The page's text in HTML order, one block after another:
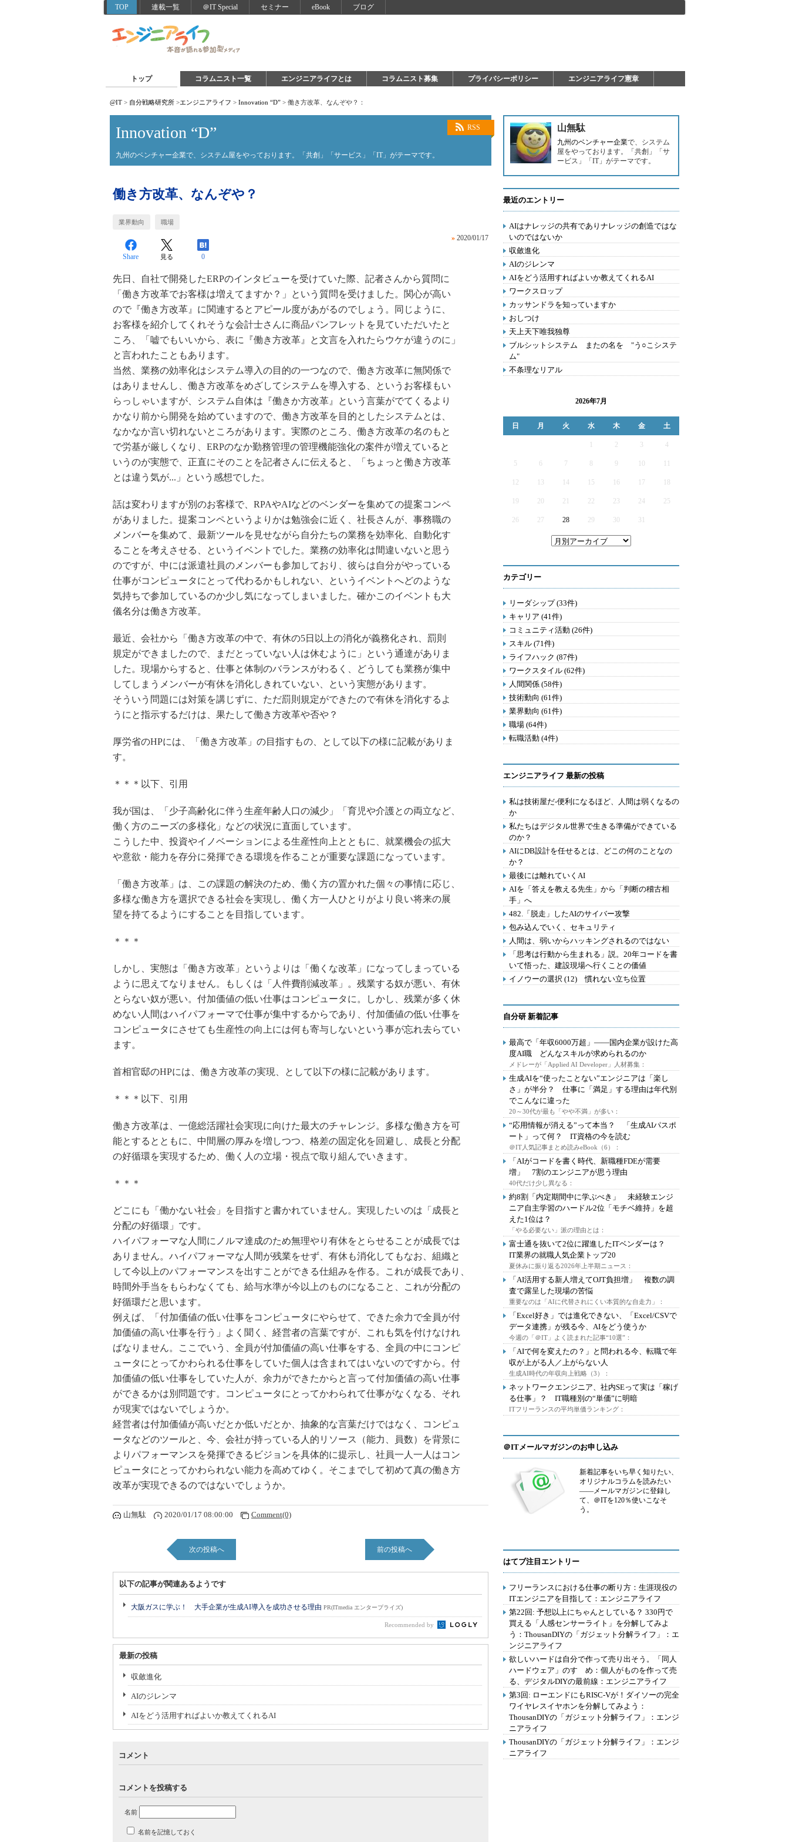
TOP 連載一覧 ＠IT Special セミナー eBook ブログ
トップ コラムニスト一覧 エンジニアライフとは コラムニスト募集 プライバシーポリシー エンジニアライフ憲章
@IT > 自分戦略研究所 >エンジニアライフ > Innovation “D” > 働き方改革、なんぞや？：
RSS
Innovation “D”
九州のベンチャー企業で、システム屋をやっております。「共創」「サービス」「IT」がテーマです。
働き方改革、なんぞや？
業界動向 職場
» 2020/01/17
Share 見る 0
先日、自社で開発したERPのインタビューを受けていた際、記者さんから質問に
「働き方改革でお客様は増えてますか？」という質問を受けました。関心が高い
ので『働き方改革』に関連するとアピール度があがるのでしょう。同じように、
お客様を紹介してくれそうな会計士さんに商品パンフレットを見ていただいたと
ころ、「嘘でもいいから、表に『働き方改革』と文言を入れたらウケが違うのに」
と言われたこともあります。
当然、業務の効率化はシステム導入の目的の一つなので、働き方改革に無関係で
はありませんし、働き方改革をめざしてシステムを導入する、というお客様もい
らっしゃいますが、システム自体は『働きか方改革』という言葉がでてくるより
かなり前から開発を始めていますので、働き方改革を目的としたシステムとは、
なかなか言い切れないところがあります。実際のところ、働き方改革の名のもと
で労基が厳しくなり、ERPのなか勤務管理の管理機能強化の案件が増えていると
いうのが実態で、正直にそのことを記者さんに伝えると、「ちょっと働き方改革
とは違う気が...」という感想でした。
話は変わりますが別のお客様で、RPAやAIなどのベンダーを集めての提案コンペ
がありました。提案コンペというよりかは勉強会に近く、社長さんが、事務職の
メンバーを集めて、最新ツールを見せながら自分たちの業務を効率化、自動化す
ることを考えさせる、というイベントでした。業務の効率化は間違いないと思う
のですが、中には派遣社員のメンバーも参加しており、彼らは自分がやっている
仕事がコンピュータにとって代わるかもしれない、というイベントへどのような
気持ちで参加しているのか少し気になってしまいました。確かこのイベントも大
儀名分は働き方改革。
最近、会社から「働き方改革の中で、有休の5日以上の消化が義務化され、罰則
規定ができましたので、まだとっていない人は休むように」という通達がありま
した。現場からすると、仕事と体制のバランスがわるく、どうしても業務が集中
してしまうメンバーが有休を消化しきれていない、という実態があります。
そういう問題には対策を講じずに、ただ罰則規定ができたので有休を消化するよ
うにと指示するだけは、果たして働き方改革や否や？
厚労省のHPには、「働き方改革」の目指すもの、として以下の様に記載がありま
す。
＊＊＊以下、引用
我が国は、「少子高齢化に伴う生産年齢人口の減少」「育児や介護との両立など、
働く方のニーズの多様化」などの状況に直面しています。
こうした中、投資やイノベーションによる生産性向上とともに、就業機会の拡大
や意欲・能力を存分に発揮できる環境を作ることが重要な課題になっています。
「働き方改革」は、この課題の解決のため、働く方の置かれた個々の事情に応じ、
多様な働き方を選択できる社会を実現し、働く方一人ひとりがより良い将来の展
望を持てるようにすることを目指しています。
＊＊＊
しかし、実態は「働き方改革」というよりは「働くな改革」になってしまっている
ように思えてなりません。もしくは「人件費削減改革」。残業する奴が悪い、有休
とらない奴が悪い。付加価値の低い仕事はコンピュータに。しかし、残業が多く休
めない人間はハイパフォーマで仕事が集中するからであり、付加価値の低い仕事を
コンピュータにさせても生産性の向上には何も寄与しないという事が忘れ去らてい
ます。
首相官邸のHPには、働き方改革の実現、として以下の様に記載があります。
＊＊＊以下、引用
働き方改革は、一億総活躍社会実現に向けた最大のチャレンジ。多様な働き方を可
能とするとともに、中間層の厚みを増しつつ、格差の固定化を回避し、成長と分配
の好循環を実現するため、働く人の立場・視点で取り組んでいきます。
＊＊＊
どこにも「働かない社会」を目指すと書かれていません。実現したいのは「成長と
分配の好循環」です。
ハイパフォーマな人間にノルマ達成のため無理やり有休をとらせることが成長では
ありません。ハイパフォーマな人間が残業をせず、有休も消化してもなお、組織と
して今以上のパフォーマンスを出すことができる仕組みを作る。これが成長であり、
時間外手当をもらわなくても、給与水準が今以上のものになること、これが分配の
好循環だと思います。
例えば、「付加価値の低い仕事をコンピュータにやらせて、できた余力で全員が付
加価値の高い仕事を行う」よく聞く、経営者の言葉ですが、これも気を付けなけれ
ばなりません。ここでいう、全員が付加価値の高い仕事をする、全員の中にコンピ
ュータにとってかわられる仕事をしていた個人は含まれてはいないのですから。付
加価値の低い仕事をしていた人が、余力ができたからと言って付加価値の高い仕事
ができるかは別問題です。コンピュータにとってかわられて仕事がなくなる、それ
が現実ではないでしょうか。
経営者は付加価値が高いだとか低いだとか、抽象的な言葉だけではなく、コンピュ
ータなどのツールと、今、会社が持っている人的リソース（能力、員数）を背景に
よりパフォーマンスを発揮できるビジョンを具体的に提示し、社員一人一人はコン
ピュータにとってかわられない能力を高めてゆく。そこまでして初めて真の働き方
改革が実現できるのではないでしょうか。
山無駄 2020/01/17 08:00:00 Comment(0)
次の投稿へ 前の投稿へ
以下の記事が関連あるようです
大阪ガスに学ぶ！ 大手企業が生成AI導入を成功させる理由 PR(ITmedia エンタープライズ)
Recommended by
最新の投稿
収斂進化
AIのジレンマ
AIをどう活用すればよいか教えてくれるAI
コメント
コメントを投稿する
名前
名前を記憶しておく
山無駄
九州のベンチャー企業で、システム
屋をやっております。「共創」「サ
ービス」「IT」がテーマです。
最近のエントリー
AIはナレッジの共有でありナレッジの創造ではな
いのではないか
収斂進化
AIのジレンマ
AIをどう活用すればよいか教えてくれるAI
ワークスロップ
カッサンドラを知っていますか
おしつけ
天上天下唯我独尊
ブルシットシステム またの名を "う○こシステ
ム"
不条理なリアル
2026年7月
日 月 火 水 木 金 土
2 3 4
5 6 7 9
12 13 14 15 16 17
19 20 21 22 23 24 25
26 27 28 29 30 31
カテゴリー
リーダシップ (33件)
キャリア (41件)
コミュニティ活動 (26件)
スキル (71件)
ライフハック (87件)
ワークスタイル (62件)
人間関係 (58件)
技術動向 (61件)
業界動向 (61件)
職場 (64件)
転職活動 (4件)
エンジニアライフ 最新の投稿
私は技術屋だ-便利になるほど、人間は弱くなるの
か
私たちはデジタル世界で生きる準備ができている
のか？
AIにDB設計を任せるとは、どこの何のことなの
か？
最後には離れていくAI
AIを「答えを教える先生」から「判断の稽古相
手」へ
482.「脱走」したAIのサイバー攻撃
包み込んでいく、セキュリティ
人間は、弱いからハッキングされるのではない
「思考は行動から生まれる」説。20年コードを書
いて悟った、建設現場へ行くことの価値
イノウーの選択 (12) 慣れない立ち位置
自分研 新着記事
最高で「年収6000万超」――国内企業が設けた高
度AI職 どんなスキルが求められるのか
メドレーが「Applied AI Developer」人材募集：
生成AIを“使ったことない”エンジニアは「楽し
さ」が半分？ 仕事に「満足」する理由は年代別
でこんなに違った
20～30代が最も「やや不満」が多い：
“応用情報が消える”って本当？ 「生成AIパスポ
ート」って何？ IT資格の今を読む
＠IT人気記事まとめ読みeBook（6）：
「AIがコードを書く時代、新職種FDEが需要
増」 7割のエンジニアが思う理由
40代だけ少し異なる：
約8割「内定期間中に学ぶべき」 未経験エンジ
ニア自主学習のハードル2位「モチベ維持」を超
えた1位は？
「やる必要ない」派の理由とは：
富士通を抜いて2位に躍進したITベンダーは？
IT業界の就職人気企業トップ20
夏休みに振り返る2026年上半期ニュース：
「AI活用する新人増えてOJT負担増」 複数の調
査で露呈した現場の苦悩
重要なのは「AIに代替されにくい本質的な自走力」：
「Excel好き」では進化できない、「Excel/CSVで
データ連携」が残る今、AIをどう使うか
今週の「＠IT」よく読まれた記事“10選”：
「AIで何を変えたの？」と問われる今、転職で年
収が上がる人／上がらない人
生成AI時代の年収向上戦略（3）：
ネットワークエンジニア、社内SEって実は「稼げ
る仕事」？ IT職種別の“単価”に明暗
ITフリーランスの平均単価ランキング：
＠ITメールマガジンのお申し込み
新着記事をいち早く知りたい、
オリジナルコラムを読みたい
――メールマガジンに登録し
て、＠ITを120％使いこなそ
う。
はてブ注目エントリー
フリーランスにおける仕事の断り方：生涯現役の
ITエンジニアを目指して：エンジニアライフ
第22回: 予想以上にちゃんとしている？ 330円で
買える「人感センサーライト」を分解してみよ
う：ThousanDIYの「ガジェット分解ライフ」：エ
ンジニアライフ
欲しいハードは自分で作って売り出そう。「同人
ハードウェア」のすゝめ：個人がものを作って売
る、デジタルDIYの最前線：エンジニアライフ
第3回: ローエンドにもRISC-Vが！ダイソーの完全
ワイヤレスイヤホンを分解してみよう：
ThousanDIYの「ガジェット分解ライフ」：エンジ
ニアライフ
ThousanDIYの「ガジェット分解ライフ」：エンジ
ニアライフ